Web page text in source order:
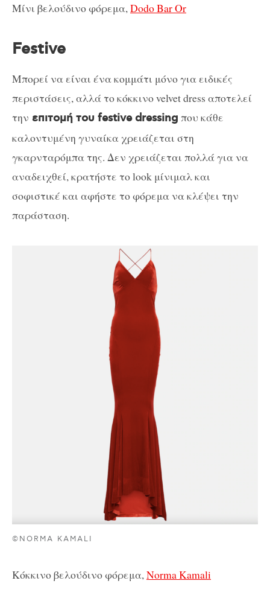
Μίνι βελούδινο φόρεμα,Dodo Bar Or
Festive
Μπορεί να είναι ένα κομμάτι μόνο για ειδικές
περιστάσεις, αλλά το κόκκινο velvet dress αποτελεί
την επιτομή του festive dressing που κάθε
καλοντυμένη γυναίκα χρειάζεται στη
γκαρνταρόμπα της. Δεν χρειάζεται πολλά για να
αναδειχθεί, κρατήστε το look μίνιμαλ και
σοφιστικέ και αφήστε το φόρεμα να κλέψει την
παράσταση.
©NORMA KAMALI
Κόκκινο βελούδινο φόρεμα, Norma Kamali